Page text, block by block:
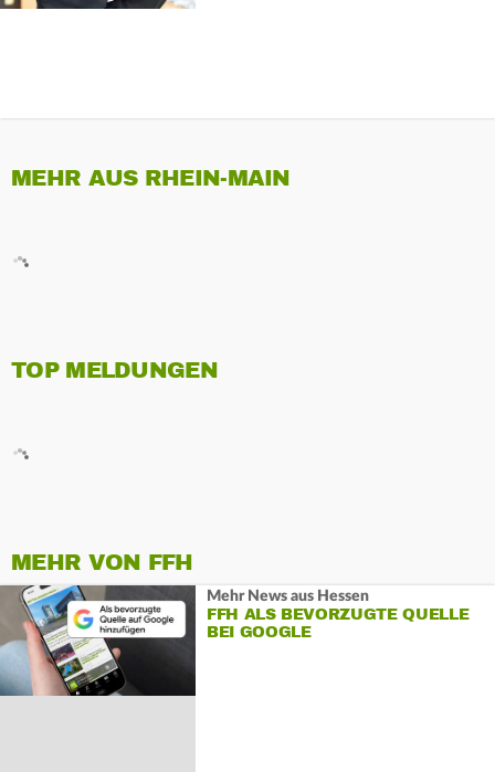
MEHR AUS RHEIN-MAIN
TOP MELDUNGEN
MEHR VON FFH
Mehr News aus Hessen
FFH ALS BEVORZUGTE QUELLE
BEI GOOGLE